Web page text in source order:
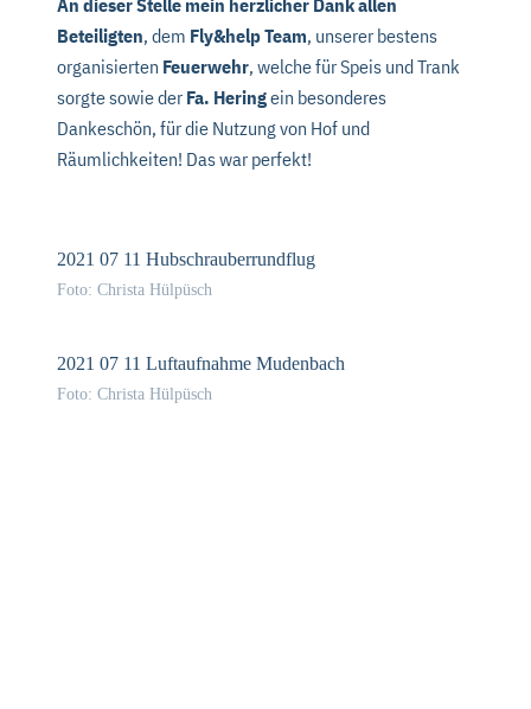
Beteiligten, dem Fly&help Team, unserer bestens
organisierten Feuerwehr, welche für Speis und Trank
sorgte sowie der Fa. Heringein besonderes
Dankeschön, für die Nutzung von Hof und
Räumlichkeiten! Das war perfekt!
2021 07 11 Hubschrauberrundflug
Foto: Christa Hülpüsch
2021 07 11 Luftaufnahme Mudenbach
Foto: Christa Hülpüsch